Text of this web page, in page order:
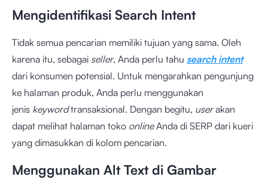
Mengidentifikasi Search Intent
Tidak semua pencarian memiliki tujuan yang sama. Oleh
karena itu, sebagai seller, Anda perlu tahu search intent
dari konsumen potensial. Untuk mengarahkan pengunjung
ke halaman produk, Anda perlu menggunakan
jenis keywordtransaksional. Dengan begitu, userakan
dapat melihat halaman toko onlineAnda di SERP dari kueri
yang dimasukkan di kolom pencarian.
Menggunakan Alt Text di Gambar